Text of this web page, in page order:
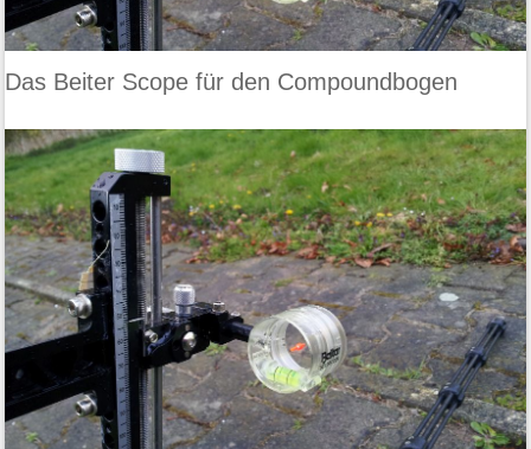
Das Beiter Scope für den Compoundbogen